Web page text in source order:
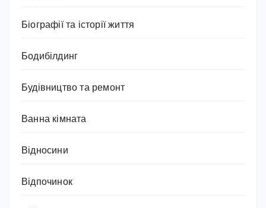
Біографії та історії життя
Бодибілдинг
Будівництво та ремонт
Ванна кімната
Відносини
Відпочинок